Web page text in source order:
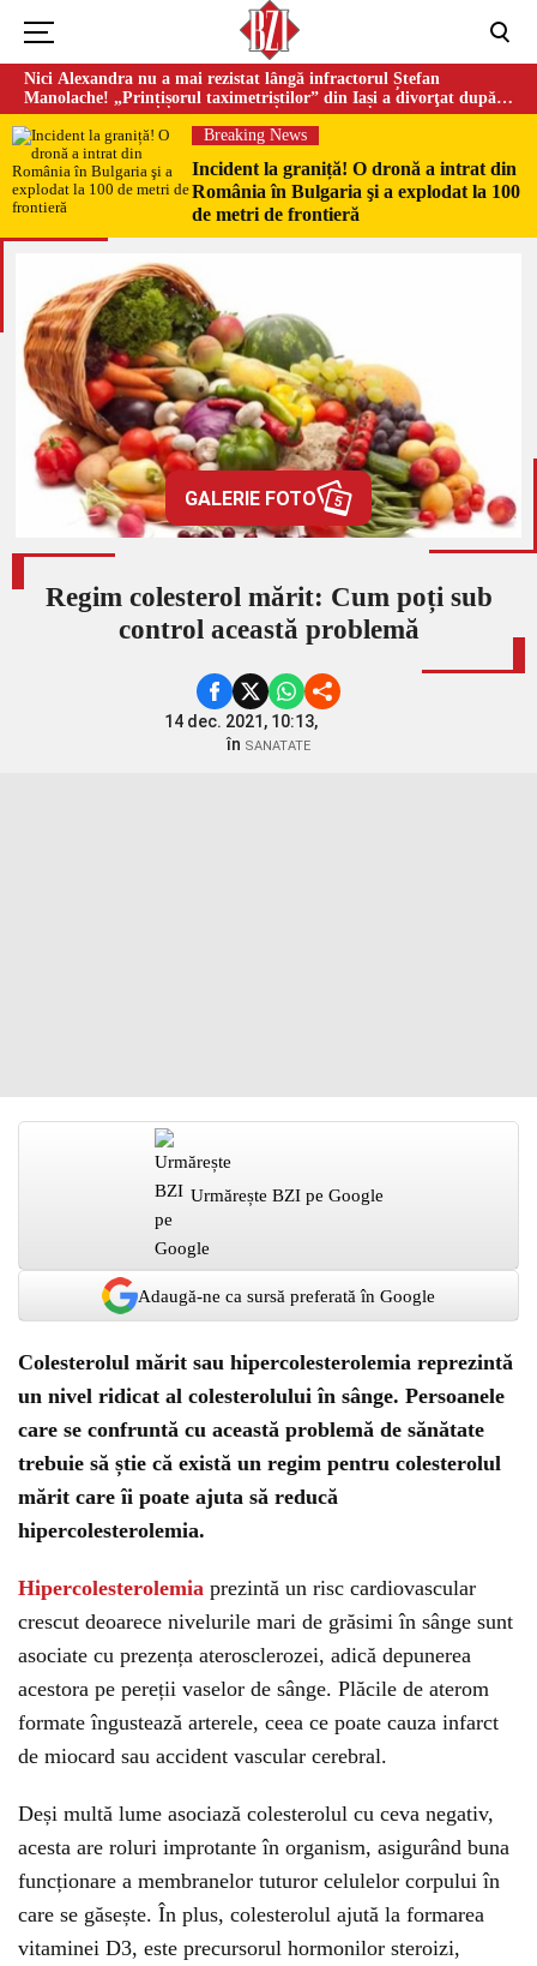
Nici Alexandra nu a mai rezistat lângă infractorul Ștefan
Manolache! „Prințișorul taximetriștilor” din Iași a divorţat după
doi ani de căsnicie
Breaking News
Incident la graniță! O dronă a intrat din
România în Bulgaria şi a explodat la 100
de metri de frontieră
GALERIE FOTO 5
Regim colesterol mărit: Cum poți sub
control această problemă
14 dec. 2021, 10:13,
în SANATATE
Urmărește BZI pe Google
Adaugă-ne ca sursă preferată în Google
Colesterolul mărit sau hipercolesterolemia reprezintă
un nivel ridicat al colesterolului în sânge. Persoanele
care se confruntă cu această problemă de sănătate
trebuie să știe că există un regim pentru colesterolul
mărit care îi poate ajuta să reducă
hipercolesterolemia.
Hipercolesterolemia prezintă un risc cardiovascular
crescut deoarece nivelurile mari de grăsimi în sânge sunt
asociate cu prezența aterosclerozei, adică depunerea
acestora pe pereții vaselor de sânge. Plăcile de aterom
formate îngustează arterele, ceea ce poate cauza infarct
de miocard sau accident vascular cerebral.
Deși multă lume asociază colesterolul cu ceva negativ,
acesta are roluri improtante în organism, asigurând buna
funcționare a membranelor tuturor celulelor corpului în
care se găsește. În plus, colesterolul ajută la formarea
vitaminei D3, este precursorul hormonilor steroizi,